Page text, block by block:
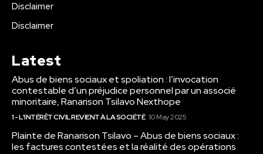
Disclaimer
Disclaimer
Latest
Abus de biens sociaux et spoliation : l’invocation
contestable d’un préjudice personnel par un associé
minoritaire, Ranarison Tsilavo Nexthope
1 - L'INTÉRÊT CIVIL REVIENT À LA SOCIÉTÉ 10 May 2025
Plainte de Ranarison Tsilavo – Abus de biens sociaux :
les factures contestées et la réalité des opérations